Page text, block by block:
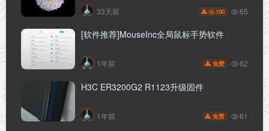
33天前 100 65
[软件推荐]MouseInc全局鼠标手势软件
1年前 免费 62
H3C ER3200G2 R1123升级固件
1年前 免费 61